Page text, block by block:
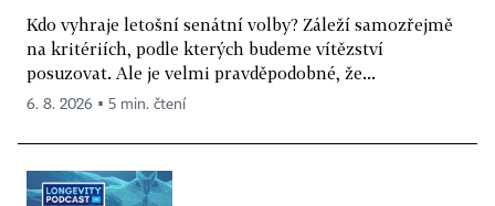
Kdo vyhraje letošní senátní volby? Záleží samozřejmě
na kritériích, podle kterých budeme vítězství
posuzovat. Ale je velmi pravděpodobné, že...
6. 8. 2026 ▪ 5 min. čtení